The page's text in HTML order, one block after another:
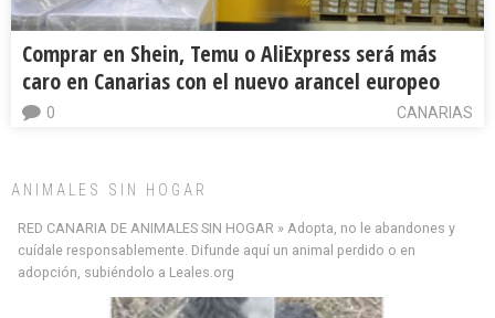
Comprar en Shein, Temu o AliExpress será más
caro en Canarias con el nuevo arancel europeo
CANARIAS
0
ANIMALES SIN HOGAR
RED CANARIA DE ANIMALES SIN HOGAR » Adopta, no le abandones y
cuídale responsablemente. Difunde aquí un animal perdido o en
adopción, subiéndolo a Leales.org